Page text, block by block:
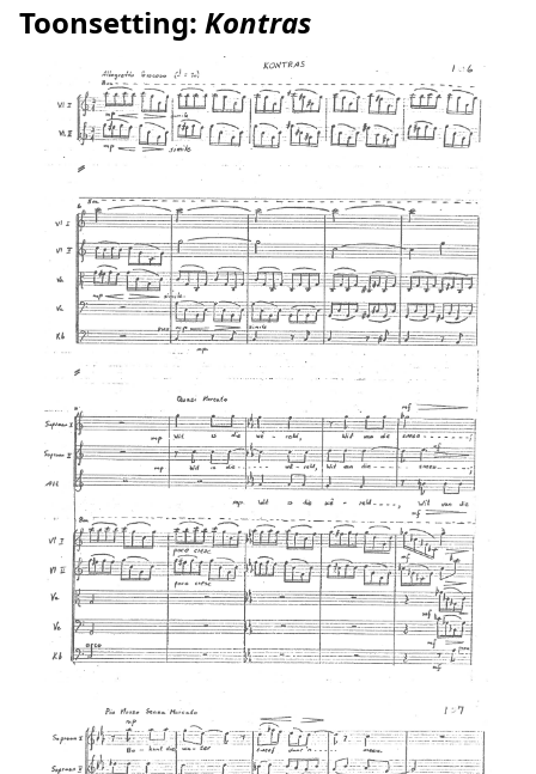
Toonsetting: Kontras